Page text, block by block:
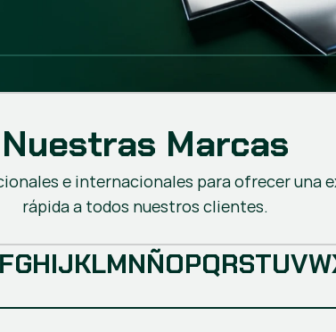
Nuestras Marcas
e internacionales para ofrecer una
rápida a todos nuestros clientes.
FGHIJKLMNÑOPQRSTUVW